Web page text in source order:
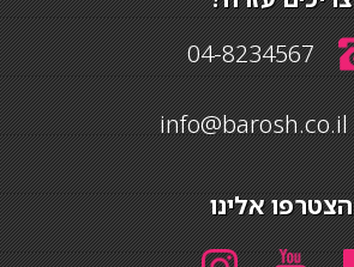
04-8234567
info@barosh.co.il
הצטרפו אלינו